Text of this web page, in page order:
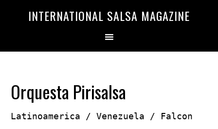
INTERNATIONAL SALSA MAGAZINE
Orquesta Pirisalsa
Latinoamerica / Venezuela / Falcon